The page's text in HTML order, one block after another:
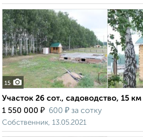
15
Участок 26 сот., садоводство, 15
1 550 000 ₽ 600 ₽ за сотку
Собственник, 13.05.2021